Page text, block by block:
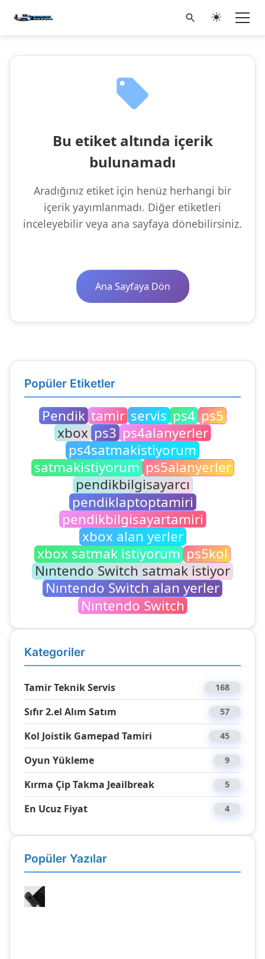
Bu etiket altında içerik
bulunamadı
Aradığınız etiket için henüz herhangi bir
içerik yayımlanmadı. Diğer etiketleri
inceleyebilir veya ana sayfaya dönebilirsiniz.
Ana Sayfaya Dön
Popüler Etiketler
Pendik tamir servis ps4 ps5
xbox ps3 ps4alanyerler
ps4satmakistiyorum
satmakistiyorum ps5alanyerler
pendikbilgisayarcı
pendiklaptoptamiri
pendikbilgisayartamiri
xbox alan yerler
xbox satmak istiyorum ps5kol
Nıntendo Switch satmak istiyor
Nıntendo Switch alan yerler
Nıntendo Switch
Kategoriler
Tamir Teknik Servis 168
Sıfır 2.el Alım Satım 57
Kol Joistik Gamepad Tamiri 45
Oyun Yükleme 9
Kırma Çip Takma Jeailbreak 5
En Ucuz Fiyat 4
Popüler Yazılar